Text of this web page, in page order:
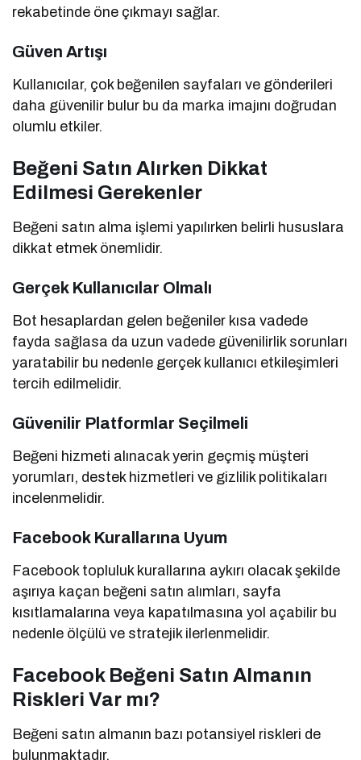
rekabetinde öne çıkmayı sağlar.
Güven Artışı
Kullanıcılar, çok beğenilen sayfaları ve gönderileri
daha güvenilir bulur bu da marka imajını doğrudan
olumlu etkiler.
Beğeni Satın Alırken Dikkat
Edilmesi Gerekenler
Beğeni satın alma işlemi yapılırken belirli hususlara
dikkat etmek önemlidir.
Gerçek Kullanıcılar Olmalı
Bot hesaplardan gelen beğeniler kısa vadede
fayda sağlasa da uzun vadede güvenilirlik sorunları
yaratabilir bu nedenle gerçek kullanıcı etkileşimleri
tercih edilmelidir.
Güvenilir Platformlar Seçilmeli
Beğeni hizmeti alınacak yerin geçmiş müşteri
yorumları, destek hizmetleri ve gizlilik politikaları
incelenmelidir.
Facebook Kurallarına Uyum
Facebook topluluk kurallarına aykırı olacak şekilde
aşırıya kaçan beğeni satın alımları, sayfa
kısıtlamalarına veya kapatılmasına yol açabilir bu
nedenle ölçülü ve stratejik ilerlenmelidir.
Facebook Beğeni Satın Almanın
Riskleri Var mı?
Beğeni satın almanın bazı potansiyel riskleri de
bulunmaktadır.